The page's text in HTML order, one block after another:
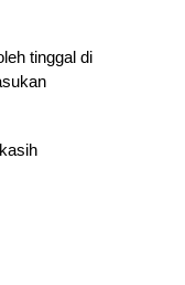
tinggal di